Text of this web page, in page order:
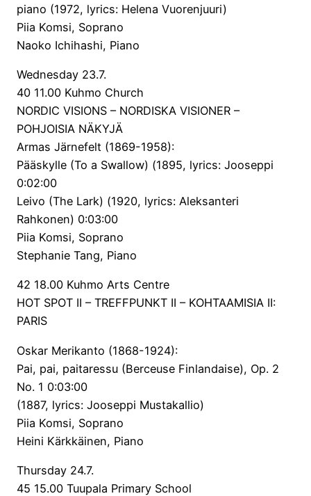
piano (1972, lyrics: Helena Vuorenjuuri)
Piia Komsi, Soprano
Naoko Ichihashi, Piano
Wednesday 23.7.
40 11.00 Kuhmo Church
NORDIC VISIONS – NORDISKA VISIONER –
POHJOISIA NÄKYJÄ
Armas Järnefelt (1869-1958):
Pääskylle (To a Swallow) (1895, lyrics: Jooseppi
0:02:00
Leivo (The Lark) (1920, lyrics: Aleksanteri
Rahkonen) 0:03:00
Piia Komsi, Soprano
Stephanie Tang, Piano
42 18.00 Kuhmo Arts Centre
HOT SPOT II – TREFFPUNKT II – KOHTAAMISIA II:
PARIS
Oskar Merikanto (1868-1924):
Pai, pai, paitaressu (Berceuse Finlandaise), Op. 2
No. 1 0:03:00
(1887, lyrics: Jooseppi Mustakallio)
Piia Komsi, Soprano
Heini Kärkkäinen, Piano
Thursday 24.7.
45 15.00 Tuupala Primary School